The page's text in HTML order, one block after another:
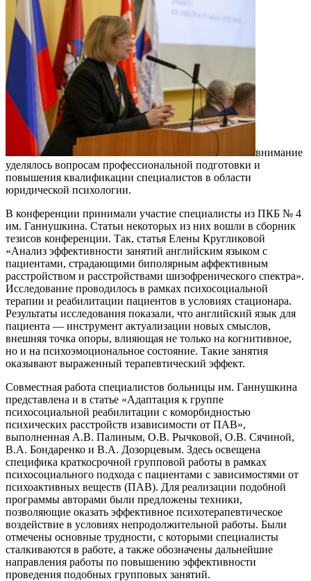
внимание
уделялось вопросам профессиональной подготовки и
повышения квалификации специалистов в области
юридической психологии.
В конференции принимали участие специалисты из ПКБ № 4
им. Ганнушкина. Статьи некоторых из них вошли в сборник
тезисов конференции. Так, статья Елены Кругликовой
«Анализ эффективности занятий английским языком с
пациентами, страдающими биполярным аффективным
расстройством и расстройствами шизофренического спектра».
Исследование проводилось в рамках психосоциальной
терапии и реабилитации пациентов в условиях стационара.
Результаты исследования показали, что английский язык для
пациента — инструмент актуализации новых смыслов,
внешняя точка опоры, влияющая не только на когнитивное,
но и на психоэмоциональное состояние. Такие занятия
оказывают выраженный терапевтический эффект.
Совместная работа специалистов больницы им. Ганнушкина
представлена и в статье «Адаптация к группе
психосоциальной реабилитации с коморбидностью
психических расстройств изависимости от ПАВ»,
выполненная А.В. Палиным, О.В. Рычковой, О.В. Сячиной,
В.А. Бондаренко и В.А. Дозорцевым. Здесь освещена
специфика краткосрочной групповой работы в рамках
психосоциального подхода с пациентами с зависимостями от
психоактивных веществ (ПАВ). Для реализации подобной
программы авторами были предложены техники,
позволяющие оказать эффективное психотерапевтическое
воздействие в условиях непродолжительной работы. Были
отмечены основные трудности, с которыми специалисты
сталкиваются в работе, а также обозначены дальнейшие
направления работы по повышению эффективности
проведения подобных групповых занятий.